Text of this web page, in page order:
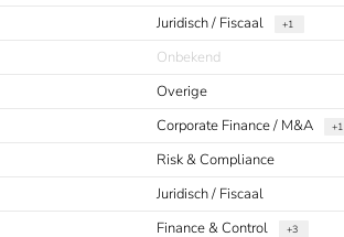
Juridisch / Fiscaal +1
Onbekend
Overige
Corporate Finance / M&A +1
Risk & Compliance
Juridisch / Fiscaal
Finance & Control +3